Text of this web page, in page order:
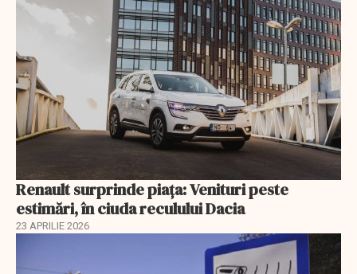
Renault surprinde piața: Venituri peste
estimări, în ciuda reculului Dacia
23 APRILIE 2026